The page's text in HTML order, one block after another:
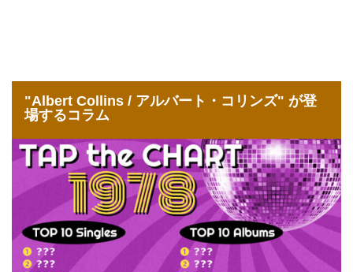
"Albert Collins / アルバート・コリンズ" が登
場するコラム